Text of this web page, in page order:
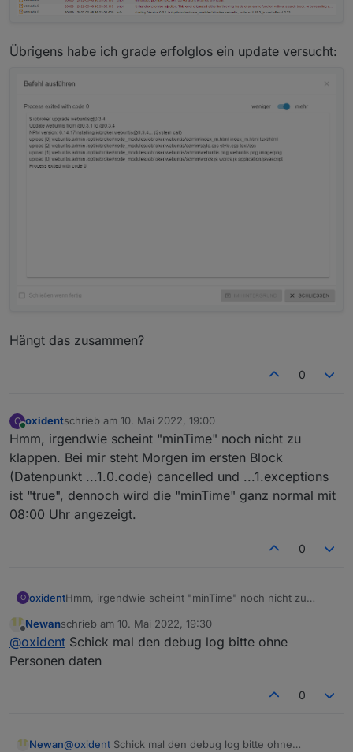
Übrigens habe ich grade erfolglos ein update versucht:
Hängt das zusammen?
0
O
Online
oxidentschrieb am 10. Mai 2022, 19:00
zuletzt editiert von
Hmm, irgendwie scheint "minTime" noch nicht zu
klappen. Bei mir steht Morgen im ersten Block
(Datenpunkt ...1.0.code) cancelled und ...1.exceptions
ist "true", dennoch wird die "minTime" ganz normal mit
08:00 Uhr angezeigt.
0
O oxidentHmm, irgendwie scheint "minTime" noch nicht zu
(Datenpunkt ...1.0.code) cancelled und ...1.exceptions
ist "true", dennoch wird die "minTime" ganz normal mit
08:00 Uhr angezeigt.
Offline
Newanschrieb am 10. Mai 2022, 19:30
zuletzt editiert von
@oxident Schick mal den debug log bitte ohne
Personen daten
0
Newan@oxident Schick mal den debug log bitte ohne